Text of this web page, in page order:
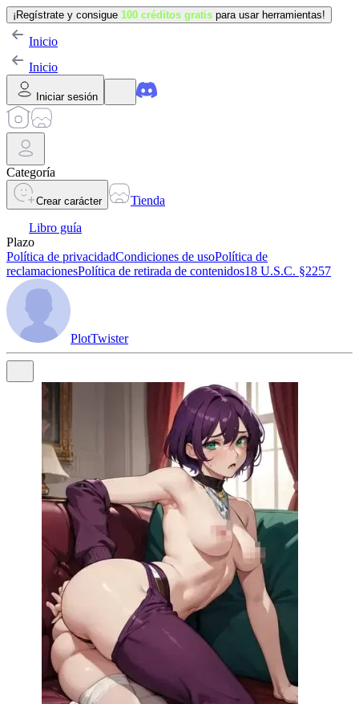
¡Regístrate y consigue 100 créditos gratis para usar herramientas!
Inicio
Inicio
Iniciar sesión
Categoría
Crear carácter
Tienda
Libro guía
Plazo
Política de privacidadCondiciones de usoPolítica de
reclamacionesPolítica de retirada de contenidos18 U.S.C. §2257
PlotTwister